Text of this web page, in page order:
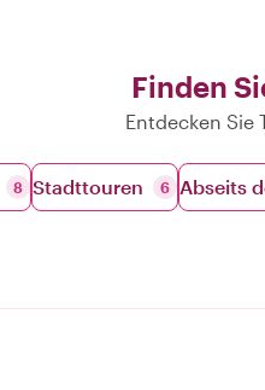
Finden
Entdecken Sie
8 Stadttouren 6 Abseits